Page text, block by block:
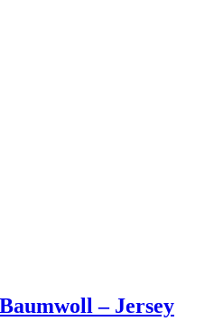
– Jersey